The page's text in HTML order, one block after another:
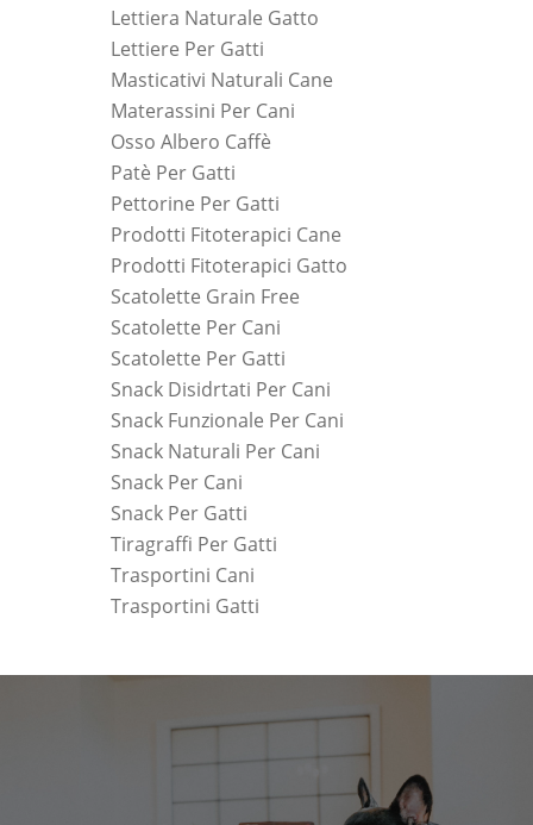
Lettiera Naturale Gatto
Lettiere Per Gatti
Masticativi Naturali Cane
Materassini Per Cani
Osso Albero Caffè
Patè Per Gatti
Pettorine Per Gatti
Prodotti Fitoterapici Cane
Prodotti Fitoterapici Gatto
Scatolette Grain Free
Scatolette Per Cani
Scatolette Per Gatti
Snack Disidrtati Per Cani
Snack Funzionale Per Cani
Snack Naturali Per Cani
Snack Per Cani
Snack Per Gatti
Tiragraffi Per Gatti
Trasportini Cani
Trasportini Gatti